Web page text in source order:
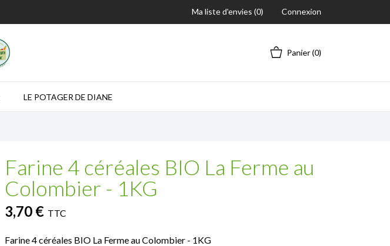
Ma liste d'envies (0) Connexion
Panier(0)
LE POTAGER DE DIANE
Farine 4 céréales BIO La Ferme au
Colombier - 1KG
3,70 € TTC
Farine 4 céréales BIO La Ferme au Colombier - 1KG